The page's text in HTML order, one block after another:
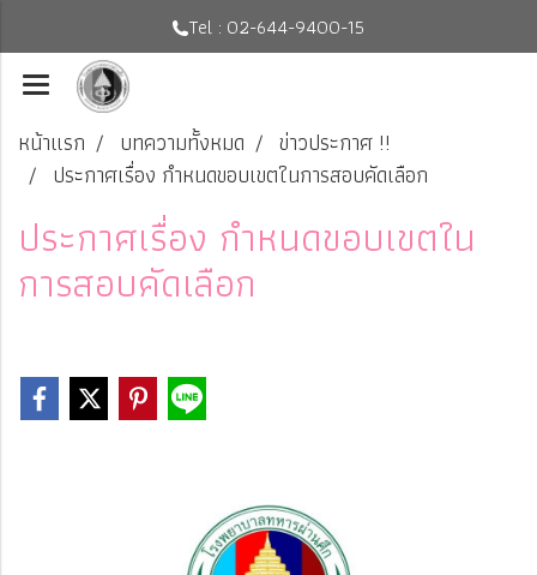
Tel : 02-644-9400-15
หน้าแรก บทความทั้งหมด
ข่าวประกาศ !!
ประกาศเรื่อง กำหนดขอบเขตในการสอบคัดเลือก
ประกาศเรื่อง กำหนดขอบเขตใน
การสอบคัดเลือก